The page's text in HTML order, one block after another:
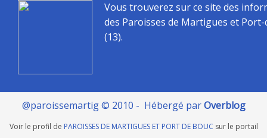
Vous trouverez sur ce site des
des Paroisses de Martigues et
(13).
@paroissemartig © 2010 - Hébergé parOverblog
Voir le profil de PAROISSES DE MARTIGUES ET PORT DE BOUC sur le portail